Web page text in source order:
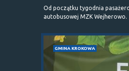
Od początku tygodnia
autobusowej MZK Wejherowo.
GMINA KROKOWA